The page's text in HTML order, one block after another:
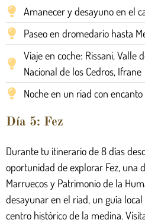
Amanecer y desayuno en el
Paseo en dromedario hasta
Viaje en coche: Rissani, Valle
Nacional de los Cedros, Ifrane
Noche en un riad con encanto
Día 5: Fez
Durante tu itinerario de 8 días
oportunidad de explorar Fez, una
Marruecos y Patrimonio de la
desayunar en el riad, un guía
centro histórico de la medina.